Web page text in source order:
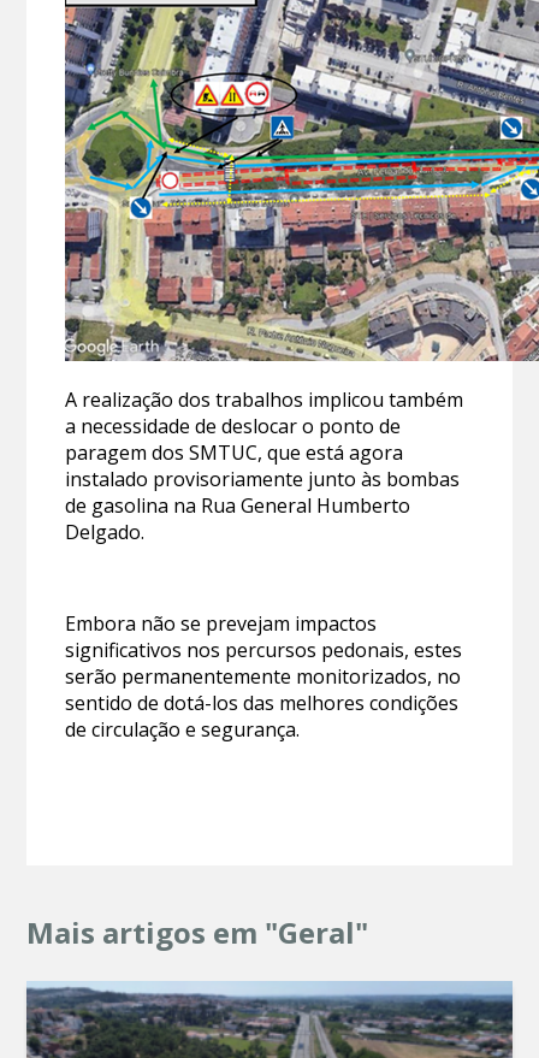
A realização dos trabalhos implicou também
a necessidade de deslocar o ponto de
paragem dos SMTUC, que está agora
instalado provisoriamente junto às bombas
de gasolina na Rua General Humberto
Delgado.
Embora não se prevejam impactos
significativos nos percursos pedonais, estes
serão permanentemente monitorizados, no
sentido de dotá-los das melhores condições
de circulação e segurança.
Mais artigos em "Geral"